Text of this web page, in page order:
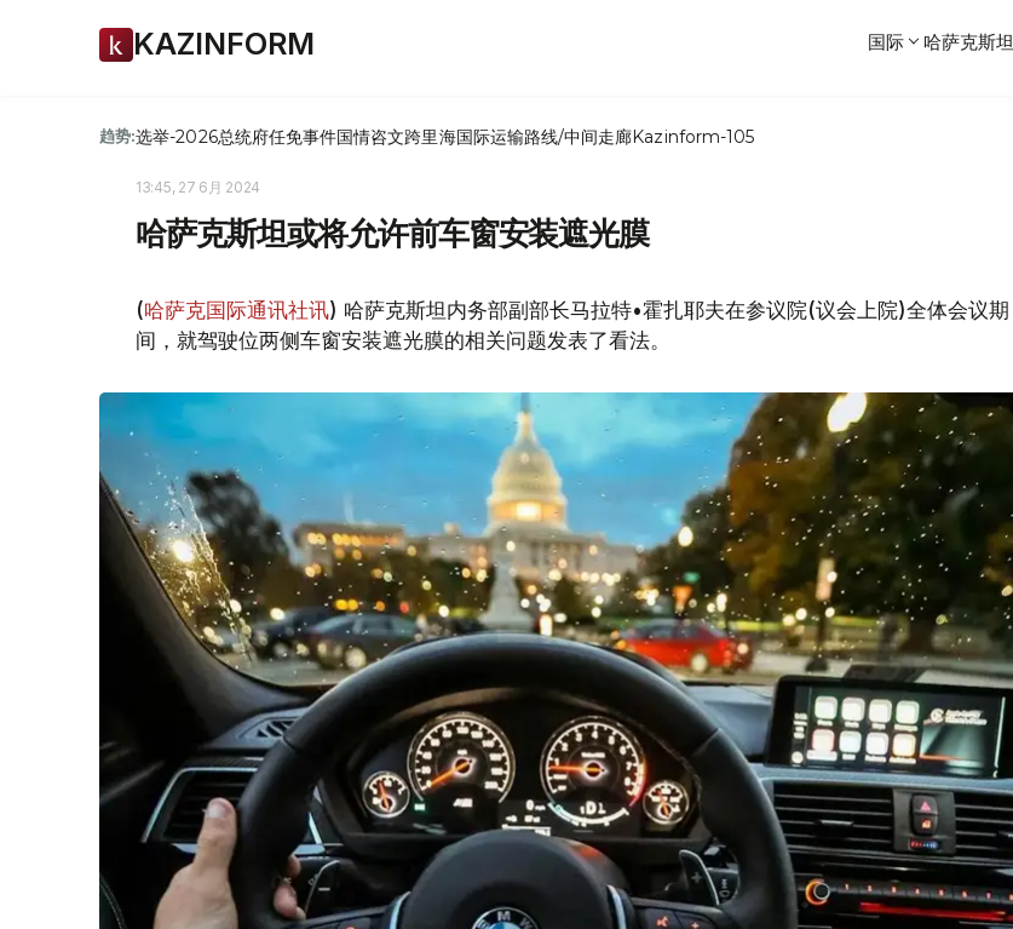
KAZINFORM 国际 哈萨克斯坦
趋势:选举-2026总统府任免事件国情咨文跨里海国际运输路线/中间走廊Kazinform-105
13:45, 27 6月 2024
哈萨克斯坦或将允许前车窗安装遮光膜
(哈萨克国际通讯社讯) 哈萨克斯坦内务部副部长马拉特•霍扎耶夫在参议院(议会上院)全体会议期
间，就驾驶位两侧车窗安装遮光膜的相关问题发表了看法。